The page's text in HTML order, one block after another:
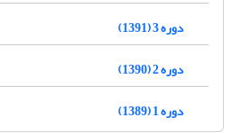
دوره 3 (1391)
دوره 2 (1390)
دوره 1 (1389)